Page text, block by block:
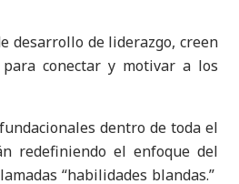
desarrollo de liderazgo, creen
conectar y motivar a los
dentro de toda el
redefiniendo el enfoque del
“habilidades blandas.”